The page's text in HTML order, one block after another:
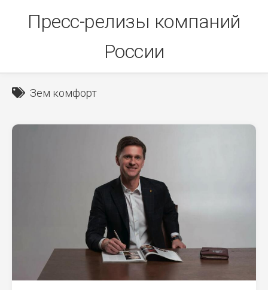
Пресс-релизы компаний
России
Зем комфорт